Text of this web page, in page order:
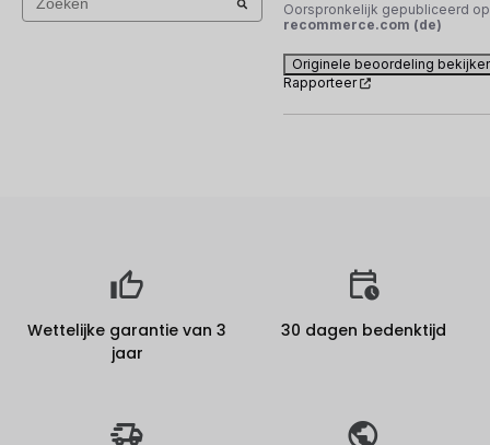
Oorspronkelijk gepubliceerd op
recommerce.com (de)
Originele beoordeling
Rapporteer
Wettelijke garantie van 3
jaar
30 dagen bedenktijd